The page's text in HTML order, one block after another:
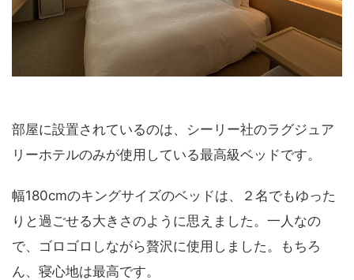
部屋に設置されているのは、シーリー社のラグジュア
リーホテルのみが使用している最高級ベッドです。
幅180cmのキングサイズのベッドは、２名でもゆった
りと過ごせる大きさのように思えました。一人なの
で、ゴロゴロしながら贅沢に使用しました。もちろ
ん、寝心地は最高です。